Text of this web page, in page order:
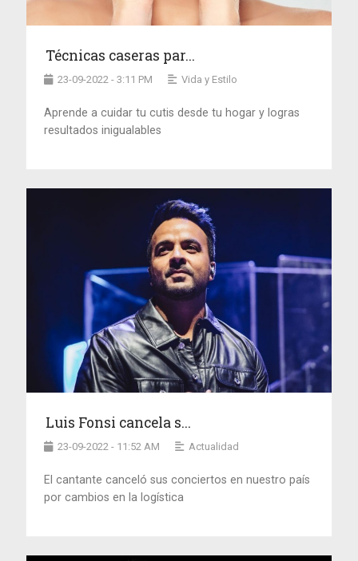
Técnicas caseras par...
23-09-2022 - 3:11 PM Vida y Estilo
Aprende a cuidar tu cutis desde tu hogar y logras
resultados inigualables
Luis Fonsi cancela s...
23-09-2022 - 11:52 AM Actualidad
El cantante canceló sus conciertos en nuestro país
por cambios en la logística